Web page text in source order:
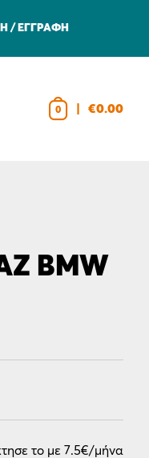
/ ΕΓΓΡΑΦΗ
0 €0.00
ΒMW
το με 7.5€/μήνα